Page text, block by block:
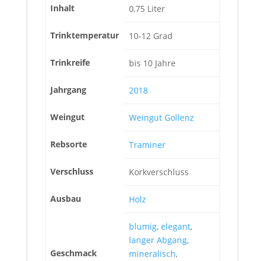
Inhalt 0,75 Liter
Trinktemperatur 10-12 Grad
Trinkreife bis 10 Jahre
Jahrgang 2018
Weingut Weingut Gollenz
Rebsorte Traminer
Verschluss Korkverschluss
Ausbau Holz
Geschmack
blumig, elegant,
langer Abgang,
mineralisch,